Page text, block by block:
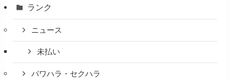
ランク
ニュース
未払い
パワハラ・セクハラ